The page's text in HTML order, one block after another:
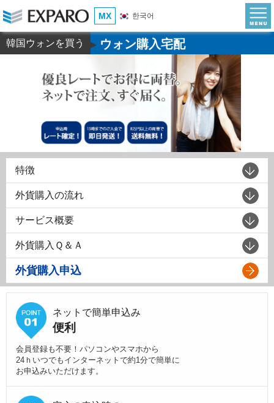
MX 한국어
韓国ウォンを買う ▶ウォン購入宅配
特徴
外貨購入の流れ
サービス概要
外貨購入Ｑ＆Ａ
外貨購入申込
ネットで簡単申込み
便利
会員登録も不要！パソコンやスマホから
24ｈいつでもインターネットで約1分で簡単に
お申込みいただけます。